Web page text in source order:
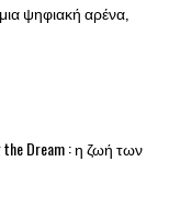
μια ψηφιακή αρένα,
the Dream : η ζωή των